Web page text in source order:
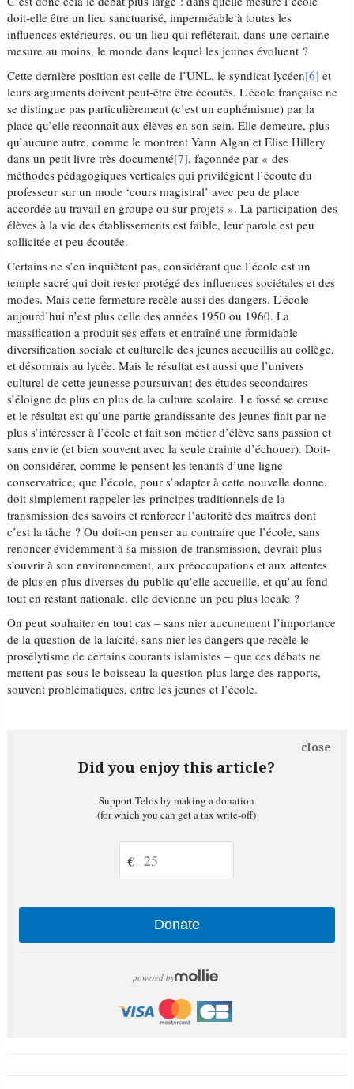
doit-elle être un lieu sanctuarisé, imperméable à toutes les
influences extérieures, ou un lieu qui refléterait, dans une certaine
mesure au moins, le monde dans lequel les jeunes évoluent ?
Cette dernière position est celle de l’UNL, le syndicat lycéen[6] et
leurs arguments doivent peut-être être écoutés. L’école française ne
se distingue pas particulièrement (c’est un euphémisme) par la
place qu’elle reconnaît aux élèves en son sein. Elle demeure, plus
qu’aucune autre, comme le montrent Yann Algan et Elise Hillery
dans un petit livre très documenté[7], façonnée par « des
méthodes pédagogiques verticales qui privilégient l’écoute du
professeur sur un mode ‘cours magistral’ avec peu de place
accordée au travail en groupe ou sur projets ». La participation des
élèves à la vie des établissements est faible, leur parole est peu
sollicitée et peu écoutée.
Certains ne s’en inquiètent pas, considérant que l’école est un
temple sacré qui doit rester protégé des influences sociétales et des
modes. Mais cette fermeture recèle aussi des dangers. L’école
aujourd’hui n’est plus celle des années 1950 ou 1960. La
massification a produit ses effets et entraîné une formidable
diversification sociale et culturelle des jeunes accueillis au collège,
et désormais au lycée. Mais le résultat est aussi que l’univers
culturel de cette jeunesse poursuivant des études secondaires
s’éloigne de plus en plus de la culture scolaire. Le fossé se creuse
et le résultat est qu’une partie grandissante des jeunes finit par ne
plus s’intéresser à l’école et fait son métier d’élève sans passion et
sans envie (et bien souvent avec la seule crainte d’échouer). Doit-
on considérer, comme le pensent les tenants d’une ligne
conservatrice, que l’école, pour s’adapter à cette nouvelle donne,
doit simplement rappeler les principes traditionnels de la
transmission des savoirs et renforcer l’autorité des maîtres dont
c’est la tâche ? Ou doit-on penser au contraire que l’école, sans
renoncer évidemment à sa mission de transmission, devrait plus
s’ouvrir à son environnement, aux préoccupations et aux attentes
de plus en plus diverses du public qu’elle accueille, et qu’au fond
tout en restant nationale, elle devienne un peu plus locale ?
On peut souhaiter en tout cas – sans nier aucunement l’importance
de la question de la laïcité, sans nier les dangers que recèle le
prosélytisme de certains courants islamistes – que ces débats ne
mettent pas sous le boisseau la question plus large des rapports,
souvent problématiques, entre les jeunes et l’école.
Did you enjoy this article?
close
Support Telos by making a donation
(for which you can get a tax write-off)
€
Donate
powered by